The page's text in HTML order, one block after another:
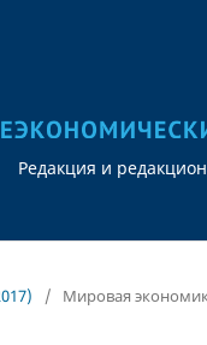
Редакция и
/ Мировая